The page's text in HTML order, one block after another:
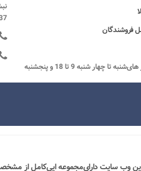
فروشندگان
ساعات کاری: روز های‌شنبه تا چهار شنبه 9 تا 18 و پنجشنبه
وب سایت دارای‌مجموعه ایی‌کامل از